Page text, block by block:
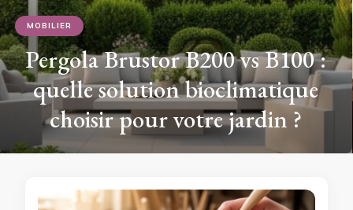
MOBILIER
Pergola Brustor B200 vs B100 :
quelle solution bioclimatique
choisir pour votre jardin ?